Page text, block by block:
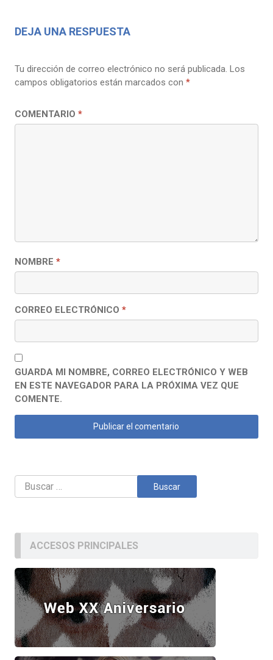
DEJA UNA RESPUESTA
Tu dirección de correo electrónico no será publicada. Los
campos obligatorios están marcados con *
COMENTARIO *
NOMBRE *
CORREO ELECTRÓNICO *
GUARDA MI NOMBRE, CORREO ELECTRÓNICO Y WEB
EN ESTE NAVEGADOR PARA LA PRÓXIMA VEZ QUE
COMENTE.
Buscar:
ACCESOS PRINCIPALES